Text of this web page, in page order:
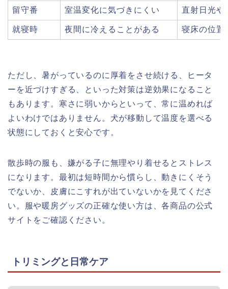
留守番 室温変化に気づきにくい 直射日光や
就寝時 夜間に冷えることがある 寝床の位置
ただし、暑がっているのに厚着をさせ続ける、ヒータ
ーを近づけすぎる、といった対策は逆効果になること
もあります。寒さに弱いからといって、常に温めれば
よいわけではありません。犬が移動して温度を選べる
状態にしておくと安心です。
散歩時の服も、嫌がる子に無理やり着せるとストレス
になります。最初は短時間から慣らし、動きにくそう
でないか、皮膚にこすれが出ていないかを見てくださ
い。服や暖房グッズの正確な使い方は、各商品の公式
サイトをご確認ください。
トリミングと日常ケア